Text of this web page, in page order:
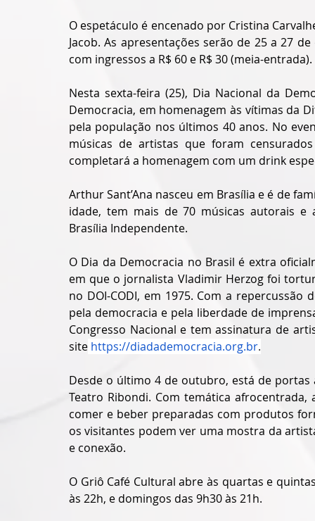
O espetáculo é encenado por Cristina
Jacob. As apresentações serão de 25 a 27
com ingressos a R$ 60 e R$ 30 (meia-entrada).
Nesta sexta-feira (25), Dia Nacional da
Democracia, em homenagem às vítimas da
pela população nos últimos 40 anos. No
músicas de artistas que foram
completará a homenagem com um drink
Arthur Sant’Ana nasceu em Brasília e é de
idade, tem mais de 70 músicas autorais e
Brasília Independente.
O Dia da Democracia no Brasil é extra
em que o jornalista Vladimir Herzog foi
no DOI-CODI, em 1975. Com a
pela democracia e pela liberdade de
Congresso Nacional e tem assinatura de
site https://diadademocracia.org.br.
Desde o último 4 de outubro, está de
Teatro Ribondi. Com temática
comer e beber preparadas com produtos
os visitantes podem ver uma mostra da
e conexão.
O Griô Café Cultural abre às quartas e
às 22h, e domingos das 9h30 às 21h.